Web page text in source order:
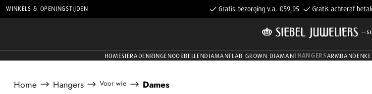
WINKELS & OPENINGSTIJDEN Gratis bezorging v.a. €59,95 Gratis achteraf
HOMESIERADENRINGENOORBELLENDIAMANTLAB GROWN DIAMANTHANGERSARMBANDEN
Home Hangers Voor wie Dames